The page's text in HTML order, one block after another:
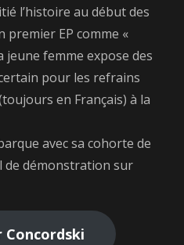
l’histoire au début des
premier EP comme «
jeune femme expose des
pour les refrains
en Français) à la
avec sa cohorte de
démonstration sur
Concordski